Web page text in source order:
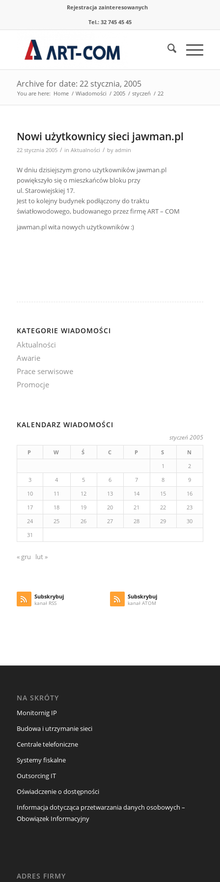
Rejestracja zainteresowanych
Tel.: 32 745 45 45
Archive for date: 22 stycznia, 2005
You are here: Home / Wiadomości / 2005 / styczeń / 22
Nowi użytkownicy sieci jawman.pl
22 stycznia 2005 / in Aktualności / by admin
W dniu dzisiejszym grono użytkowników jawman.pl
powiększyło się o mieszkańców bloku przy
ul. Starowiejskiej 17.
Jest to kolejny budynek podłączony do traktu
światłowodowego, budowanego przez firmę ART – COM
jawman.pl wita nowych użytkowników :)
KATEGORIE WIADOMOŚCI
Aktualności
Awarie
Prace serwisowe
Promocje
KALENDARZ WIADOMOŚCI
styczeń 2005
P W Ś C P S
N
1
2
3
4 5 6 7 8
9
10
11 12 13 14 15
16
17
18 19 20 21 22
23
24
25 26 27 28 29
30
31
« gru lut »
Subskrybuj
kanał RSS
Subskrybuj
kanał ATOM
NA SKRÓTY
Monitornig IP
Budowa i utrzymanie sieci
Centrale telefoniczne
Systemy fiskalne
Outsorcing IT
Oświadczenie o dostępności
Informacja dotycząca przetwarzania danych osobowych –
Obowiązek Informacyjny
ADRES FIRMY